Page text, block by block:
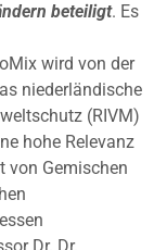
beteiligt. Es
wird von der
niederländische
(RIVM)
hohe Relevanz
von Gemischen